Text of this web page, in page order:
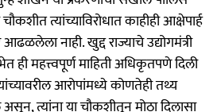
त्यांच्याविरोधात काहीही आक्षेपार्ह
नाही. खुद्द राज्याचे उद्योगमंत्री
ही महत्त्वपूर्ण माहिती अधिकृतपणे दिली
आरोपांमध्ये कोणतेही तथ्य
त्यांना या चौकशीतून मोठा दिलासा